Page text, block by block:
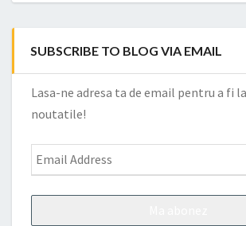
SUBSCRIBE TO BLOG VIA EMAIL
Lasa-ne adresa ta de email pentru a fi
noutatile!
Email
Address